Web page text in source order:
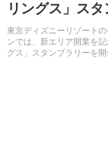
自由研究教材（小学生向け）
リングス」ス
東京ディズニーリゾート
ンでは、新エリア開業を
グス」スタンプラリーを開